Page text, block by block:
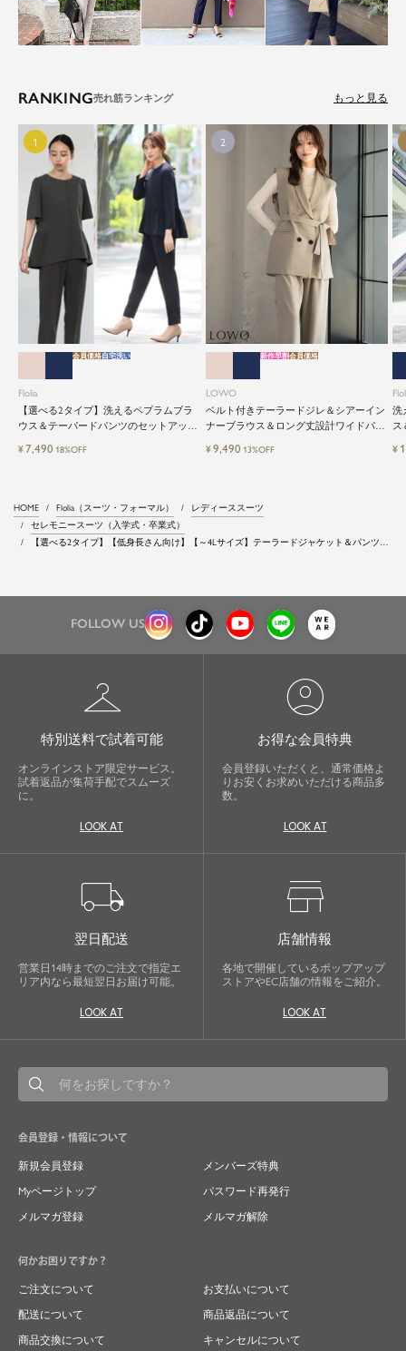
RANKING もっと見る
Flolia
【選べる2タイプ】洗えるペプラムブラ
ウス＆テーパードパンツのセットアップ
会員価格自宅洗い
¥7,490 18%OFF
LOWO
ベルト付きテーラードジレ＆シアーイン
ナーブラウス＆ロング丈設計ワイドパン
新作早割会員価格
¥9,490 13%OFF
洗
ス
¥
HOME Flolia（スーツ・フォーマル）
レディーススーツ
セレモニースーツ（入学式・卒業式）
【選べる2タイプ】【低身長さん向け】【～4Lサイズ】テーラードジャケット＆パンツの
FOLLOW US
checkroom
特別送料で試着可能
オンラインストア限定サービス。
試着返品が集荷手配でスムーズ
に。
LOOK AT
account_circle
お得な会員特典
会員登録いただくと、通常価格よ
りお安くお求めいただける商品多
数。
LOOK AT
local_shipping
翌日配送
営業日14時までのご注文で指定エ
リア内なら最短翌日お届け可能。
LOOK AT
store
店舗情報
各地で開催しているポップアップ
ストアやEC店舗の情報をご紹介。
LOOK AT
会員登録・情報について
新規会員登録
メンバーズ特典
Myページトップ
パスワード再発行
メルマガ登録
メルマガ解除
何かお困りですか？
ご注文について
お支払いについて
配送について
商品返品について
商品交換について
キャンセルについて